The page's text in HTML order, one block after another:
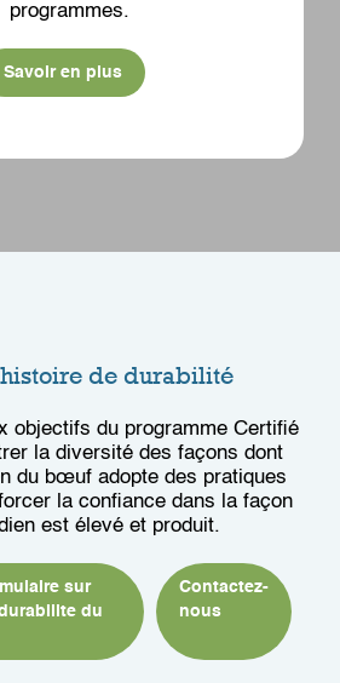
programmes.
Savoir en plus
de durabilité
objectifs du programme Certifié
la diversité des façons dont
du bœuf adopte des pratiques
la confiance dans la façon
est élevé et produit.
sur
du
Contactez-
nous